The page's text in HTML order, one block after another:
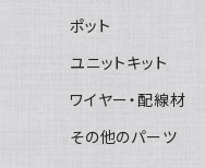
ポット
ユニットキット
ワイヤー・配線材
その他のパーツ